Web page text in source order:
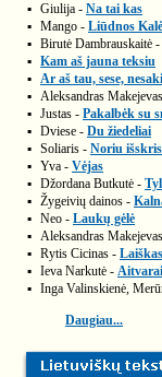
▪ Giulija - Na tai kas
▪ Mango - Liūdnos
▪ Birutė Dambrauskaitė -
▪ Kam aš jauna teksiu
▪ Ar aš tau, sese,
▪ Aleksandras
▪ Justas - Pakalbėk su
▪ Dviese - Du žiedeliai
▪ Soliaris - Noriu
▪ Yva - Vėjas
▪ Džordana Butkutė -
▪ Žygeivių dainos -
▪ Neo - Laukų gėlė
▪ Aleksandras
▪ Rytis Cicinas -
▪ Ieva Narkutė - Aitvarai
▪ Inga Valinskienė,
Daugiau...